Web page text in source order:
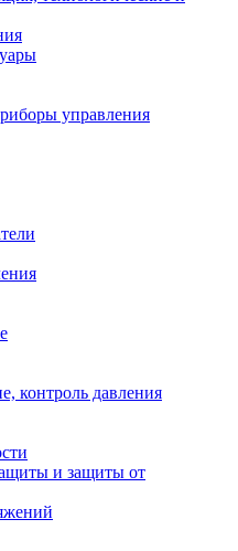
управления
контроль давления
и защиты от